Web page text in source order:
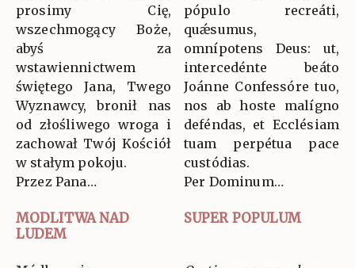
prosimy Cię,
wszechmogący Boże,
abyś za
wstawiennictwem
świętego Jana, Twego
Wyznawcy, bronił nas
od złośliwego wroga i
zachował Twój Kościół
w stałym pokoju.
Przez Pana…
pópulo recreáti,
quǽsumus,
omnípotens Deus: ut,
intercedénte beáto
Joánne Confessóre tuo,
nos ab hoste malígno
deféndas, et Ecclésiam
tuam perpétua pace
custódias.
Per Dominum…
MODLITWA NAD
LUDEM
SUPER POPULUM